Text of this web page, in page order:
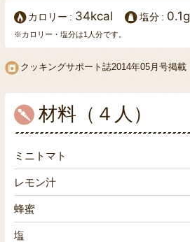
カロリー 34kcal 塩分 0.1g
※カロリー・塩分は1人分です。
クッキングサポート誌2014年05月号掲載
材料（４人）
ミニトマト
レモン汁
蜂蜜
塩